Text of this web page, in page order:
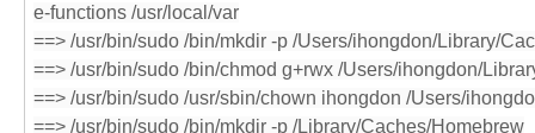
e-functions /usr/local/var
==> /usr/bin/sudo /bin/mkdir -p /Users/ihongdon/Library/
==> /usr/bin/sudo /bin/chmod g+rwx /Users/ihongdon/
==> /usr/bin/sudo /usr/sbin/chown ihongdon /Users/
==> /usr/bin/sudo /bin/mkdir -p /Library/Caches/Homebrew